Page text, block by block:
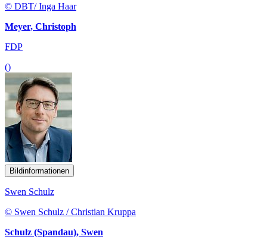
© DBT/ Inga Haar
Meyer, Christoph
FDP
()
Bildinformationen
Swen Schulz
© Swen Schulz / Christian Kruppa
Schulz (Spandau), Swen